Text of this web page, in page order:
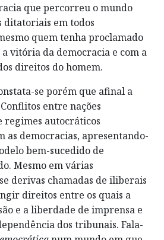
que percorreu o mundo
em todos
quem tenha proclamado
a vitória da democracia e com a
direitos do homem.
se porém que afinal a
entre nações
regimes autocráticos
as democracias, apresentando-
bem-sucedido de
Mesmo em várias
derivas chamadas de iliberais
direitos entre os quais a
e a liberdade de imprensa e
dos tribunais. Fala-